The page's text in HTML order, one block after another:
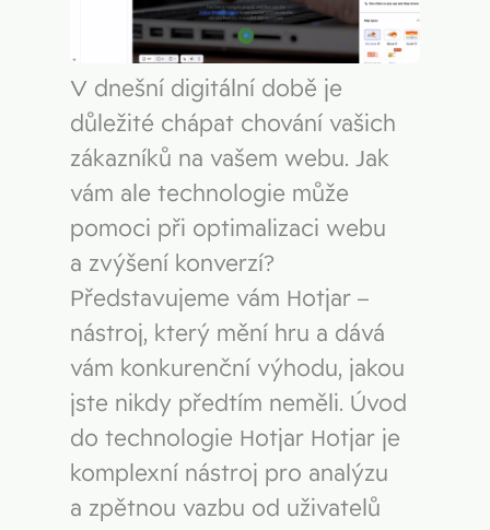
V dnešní digitální době je
důležité chápat chování vašich
zákazníků na vašem webu. Jak
vám ale technologie může
pomoci při optimalizaci webu
a zvýšení konverzí?
Představujeme vám Hotjar –
nástroj, který mění hru a dává
vám konkurenční výhodu, jakou
jste nikdy předtím neměli. Úvod
do technologie Hotjar Hotjar je
komplexní nástroj pro analýzu
a zpětnou vazbu od uživatelů